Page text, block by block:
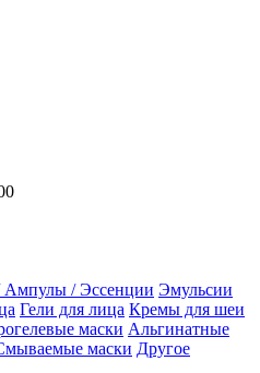
Ампулы / Эссенции Эмульсии
Гели для лица Кремы для шеи
маски Альгинатные
маски Другое